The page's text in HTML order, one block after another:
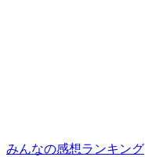
みんなの感想ランキング